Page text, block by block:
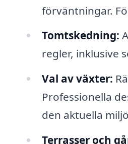
förväntningar.
Tomtskedning:
regler, inklusive
Val av växter:
Professionella
den aktuella
Terrasser och